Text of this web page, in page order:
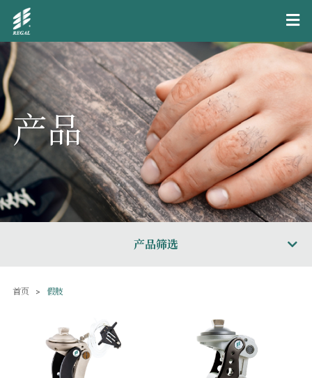
产品
产品筛选
首页 假肢